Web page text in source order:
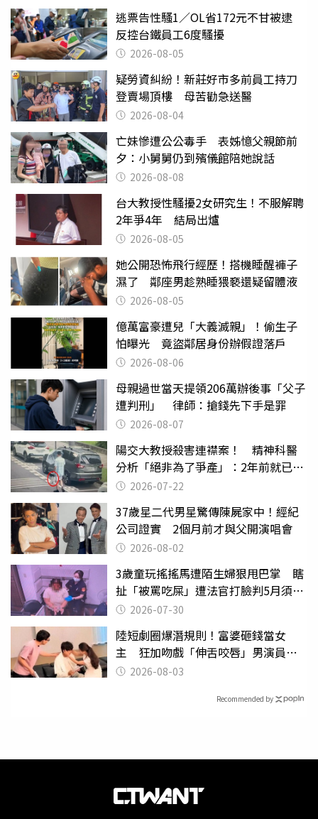
逃票告性騷1／OL省172元不甘被逮
反控台鐵員工6度騷擾
2026-08-05
疑勞資糾紛！新莊好市多前員工持刀
登賣場頂樓 母苦勸急送醫
2026-08-04
亡妹慘遭公公毒手 表姊憶父親節前
夕：小舅舅仍到殯儀館陪她說話
2026-08-08
台大教授性騷擾2女研究生！不服解聘
2年爭4年 結局出爐
2026-08-05
她公開恐怖飛行經歷！搭機睡醒褲子
濕了 鄰座男趁熟睡猥褻還疑留體液
2026-08-05
億萬富豪遭兒「大義滅親」！偷生子
怕曝光 竟盜鄰居身份辦假證落戶
2026-08-06
母親過世當天提領206萬辦後事「父子
遭判刑」 律師：搶錢先下手是罪
2026-08-07
陽交大教授殺害連襟案！ 精神科醫
分析「絕非為了爭產」：2年前就已言
行詭異
2026-07-22
37歲星二代男星驚傳陳屍家中！經紀
公司證實 2個月前才與父開演唱會
2026-08-02
3歲童玩搖搖馬遭陌生婦狠甩巴掌 瞎
扯「被罵吃屎」遭法官打臉判5月須入
監 2026-07-30
陸短劇圈爆潛規則！富婆砸錢當女
主 狂加吻戲「伸舌咬唇」男演員崩
潰 2026-08-03
Recommended by